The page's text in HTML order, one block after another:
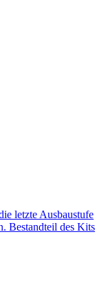
letzte Ausbaustufe
Bestandteil des Kits